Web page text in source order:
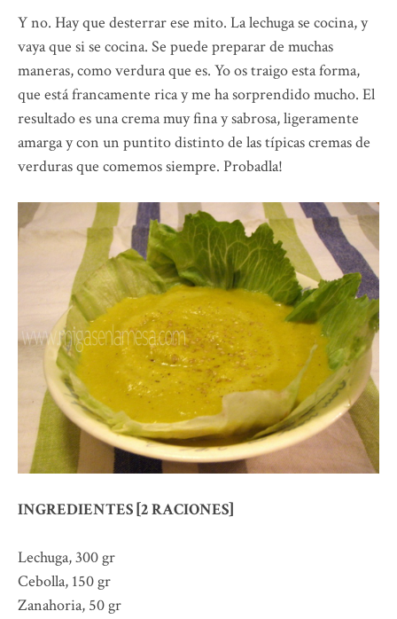
Y no. Hay que desterrar ese mito. La lechuga se cocina, y
vaya que si se cocina. Se puede preparar de muchas
maneras, como verdura que es. Yo os traigo esta forma,
que está francamente rica y me ha sorprendido mucho. El
resultado es una crema muy fina y sabrosa, ligeramente
amarga y con un puntito distinto de las típicas cremas de
verduras que comemos siempre. Probadla!
INGREDIENTES [2 RACIONES]
Lechuga, 300 gr
Cebolla, 150 gr
Zanahoria, 50 gr